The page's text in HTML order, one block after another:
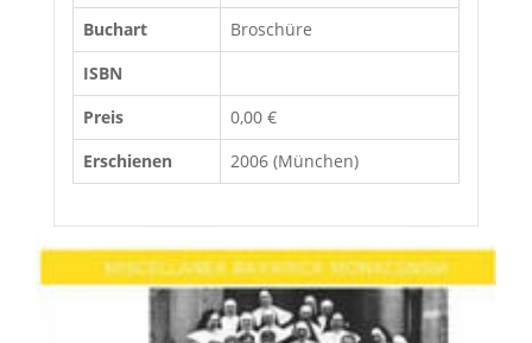
Buchart
Broschüre
ISBN
Preis
0,00 €
Erschienen
2006 (München)